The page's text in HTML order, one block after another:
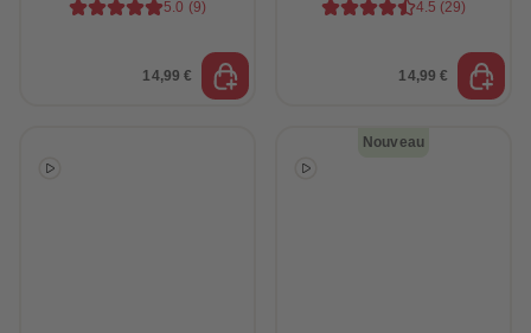
5.0 (9)
14,99 €
4.5 (29)
14,99 €
Nouveau